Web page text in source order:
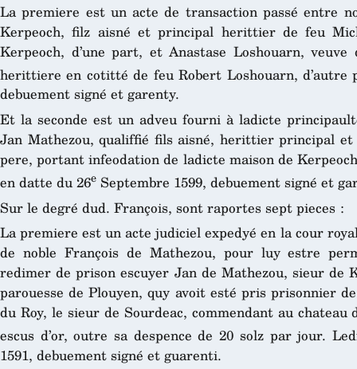
La premiere est un acte de transaction passé entre
Kerpeoch, filz aisné et principal herittier de feu
Kerpeoch, d’une part, et Anastase Loshouarn,
herittiere en cotitté de feu Robert Loshouarn, d’autre
debuement signé et garenty.
Et la seconde est un adveu fourni à ladicte
Jan Mathezou, qualiffié fils aisné, herittier principal
pere, portant infeodation de ladicte maison de
en datte du 26e Septembre 1599, debuement signé et
Sur le degré dud. François, sont raportes sept pieces :
La premiere est un acte judiciel expedyé en la cour
de noble François de Mathezou, pour luy estre
redimer de prison escuyer Jan de Mathezou, sieur de
parouesse de Plouyen, quy avoit esté pris prisonnier
du Roy, le sieur de Sourdeac, commendant au
escus d’or, outre sa despence de 20 solz par jour.
1591, debuement signé et guarenti.